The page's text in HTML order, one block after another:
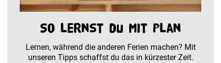
So lernst du mit Plan
Lernen, während die anderen Ferien machen? Mit
unseren Tipps schaffst du das in kürzester Zeit.